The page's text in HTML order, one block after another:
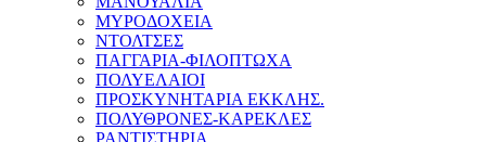
ΜΥΡΟΔΟΧΕΙΑ
ΝΤΟΛΤΣΕΣ
ΠΑΓΓΑΡΙΑ-ΦΙΛΟΠΤΩΧΑ
ΠΟΛΥΕΛΑΙΟΙ
ΠΡΟΣΚΥΝΗΤΑΡΙΑ ΕΚΚΛΗΣ.
ΠΟΛΥΘΡΟΝΕΣ-ΚΑΡΕΚΛΕΣ
ΡΑΝΤΙΣΤΗΡΙΑ